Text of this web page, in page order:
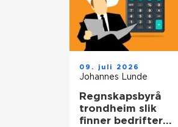
09. juli 2026
Johannes Lunde
Regnskapsbyrå
trondheim slik
finner bedrifter